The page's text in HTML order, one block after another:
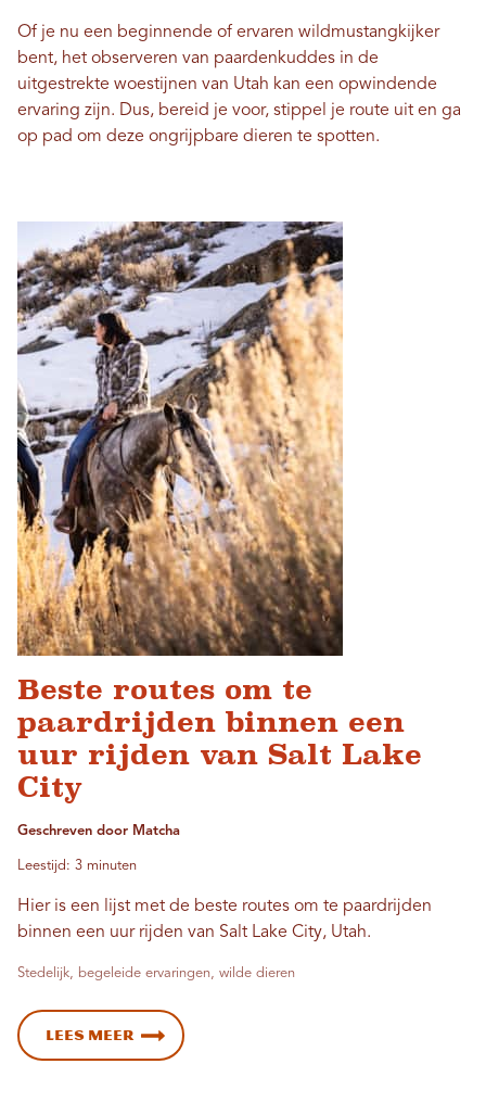
Of je nu een beginnende of ervaren wildmustangkijker
bent, het observeren van paardenkuddes in de
uitgestrekte woestijnen van Utah kan een opwindende
ervaring zijn. Dus, bereid je voor, stippel je route uit en ga
op pad om deze ongrijpbare dieren te spotten.
Beste routes om te
paardrijden binnen een
uur rijden van Salt Lake
City
Geschreven door Matcha
Leestijd: 3 minuten
Hier is een lijst met de beste routes om te paardrijden
binnen een uur rijden van Salt Lake City, Utah.
Stedelijk, begeleide ervaringen, wilde dieren
Lees meer